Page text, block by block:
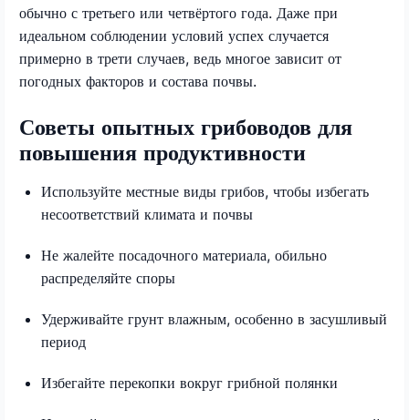
обычно с третьего или четвёртого года. Даже при
идеальном соблюдении условий успех случается
примерно в трети случаев, ведь многое зависит от
погодных факторов и состава почвы.
Советы опытных грибоводов для
повышения продуктивности
Используйте местные виды грибов, чтобы избегать
несоответствий климата и почвы
Не жалейте посадочного материала, обильно
распределяйте споры
Удерживайте грунт влажным, особенно в засушливый
период
Избегайте перекопки вокруг грибной полянки